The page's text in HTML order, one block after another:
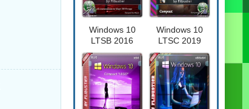
Windows 10
LTSB 2016
Compact
Windows 10
LTSC 2019
Compact
[17763.720] 32-
64бит